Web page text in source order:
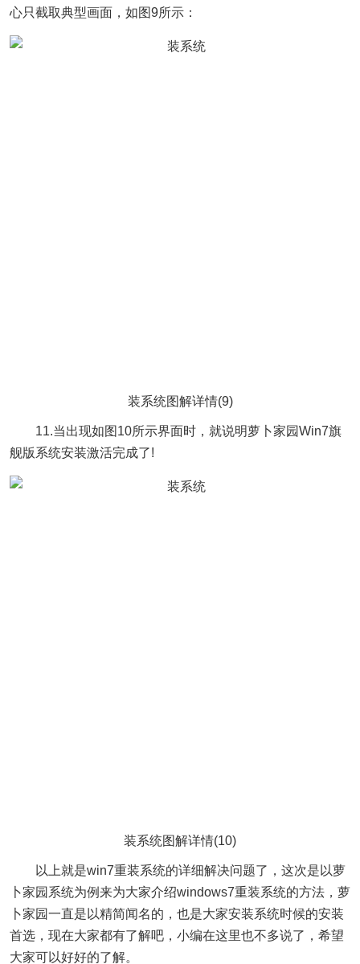
心只截取典型画面，如图9所示：
装系统图解详情(9)
11.当出现如图10所示界面时，就说明萝卜家园Win7旗
舰版系统安装激活完成了!
装系统图解详情(10)
以上就是win7重装系统的详细解决问题了，这次是以萝
卜家园系统为例来为大家介绍windows7重装系统的方法，萝
卜家园一直是以精简闻名的，也是大家安装系统时候的安装
首选，现在大家都有了解吧，小编在这里也不多说了，希望
大家可以好好的了解。